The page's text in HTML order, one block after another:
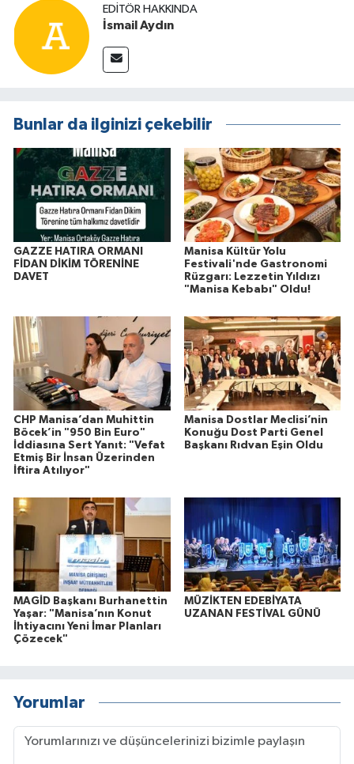
EDITÖR HAKKINDA
İsmail Aydın
Bunlar da ilginizi çekebilir
GAZZE HATIRA ORMANI
FİDAN DİKİM TÖRENİNE
DAVET
Manisa Kültür Yolu
Festivali'nde Gastronomi
Rüzgarı: Lezzetin Yıldızı
"Manisa Kebabı" Oldu!
CHP Manisa’dan Muhittin
Böcek’in "950 Bin Euro"
İddiasına Sert Yanıt: "Vefat
Etmiş Bir İnsan Üzerinden
İftira Atılıyor"
Manisa Dostlar Meclisi’nin
Konuğu Dost Parti Genel
Başkanı Rıdvan Eşin Oldu
MAGİD Başkanı Burhanettin
Yaşar: "Manisa’nın Konut
İhtiyacını Yeni İmar Planları
Çözecek"
MÜZİKTEN EDEBİYATA
UZANAN FESTİVAL GÜNÜ
Yorumlar